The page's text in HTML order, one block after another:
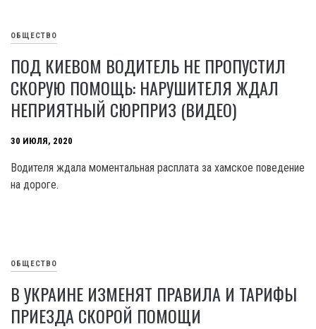
ОБЩЕСТВО
ПОД КИЕВОМ ВОДИТЕЛЬ НЕ ПРОПУCТИЛ
СКОРУЮ ПОМОЩЬ: НАРУШИТЕЛЯ ЖДАЛ
НЕПРИЯТНЫЙ СЮРПРИЗ (ВИДЕО)
30 ИЮЛЯ, 2020
Водителя ждала моментальная расплата за хамское поведение
на дороге.
ОБЩЕСТВО
В УКРАИНЕ ИЗМЕНЯТ ПРАВИЛА И ТАРИФЫ
ПРИЕЗДА СКОРОЙ ПОМОЩИ